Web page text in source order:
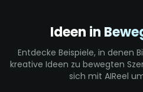
Ideen in
Entdecke Beispiele, in denen
kreative Ideen zu bewegten
sich mit AIReel